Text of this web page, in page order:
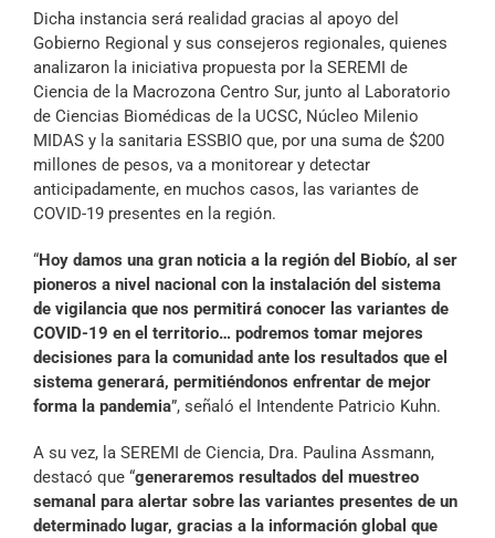
Dicha instancia será realidad gracias al apoyo del
Gobierno Regional y sus consejeros regionales, quienes
analizaron la iniciativa propuesta por la SEREMI de
Ciencia de la Macrozona Centro Sur, junto al Laboratorio
de Ciencias Biomédicas de la UCSC, Núcleo Milenio
MIDAS y la sanitaria ESSBIO que, por una suma de $200
millones de pesos, va a monitorear y detectar
anticipadamente, en muchos casos, las variantes de
COVID-19 presentes en la región.
“Hoy damos una gran noticia a la región del Biobío, al ser
pioneros a nivel nacional con la instalación del sistema
de vigilancia que nos permitirá conocer las variantes de
COVID-19 en el territorio… podremos tomar mejores
decisiones para la comunidad ante los resultados que el
sistema generará, permitiéndonos enfrentar de mejor
forma la pandemia”, señaló el Intendente Patricio Kuhn.
A su vez, la SEREMI de Ciencia, Dra. Paulina Assmann,
destacó que “generaremos resultados del muestreo
semanal para alertar sobre las variantes presentes de un
determinado lugar, gracias a la información global que